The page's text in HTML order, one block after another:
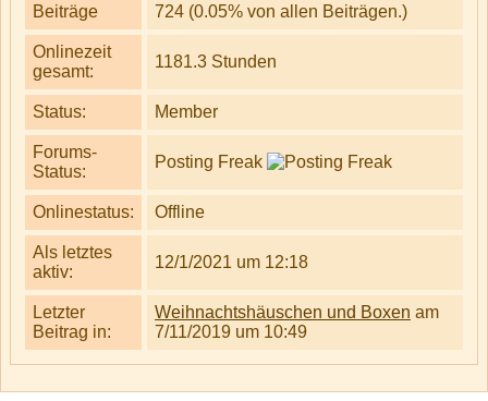
Beiträge 724 (0.05% von allen Beiträgen.)
Onlinezeit
gesamt:
1181.3 Stunden
Status: Member
Forums-
Status:
Posting Freak
Onlinestatus: Offline
Als letztes
aktiv:
12/1/2021 um 12:18
Letzter
Beitrag in:
Weihnachtshäuschen und Boxen am
7/11/2019 um 10:49